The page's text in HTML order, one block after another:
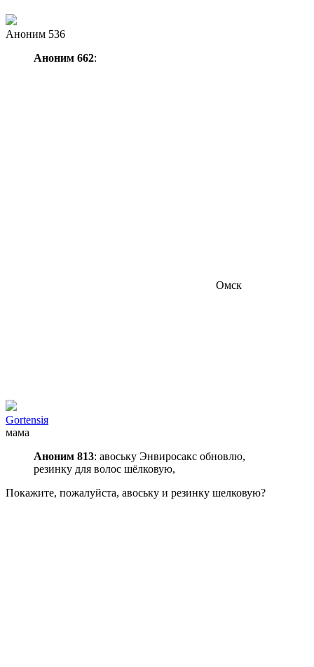
Аноним 536
Аноним 662:
Омск
Gortensiя
мама
Аноним 813: авоську Энвиросакс обновлю,
резинку для волос шёлковую,
Покажите, пожалуйста, авоську и резинку шелковую?